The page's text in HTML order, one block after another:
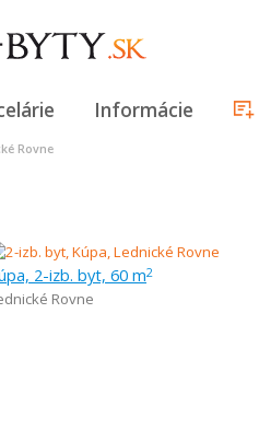
Informácie
Rovne
2-izb. byt, 60 m2
Rovne